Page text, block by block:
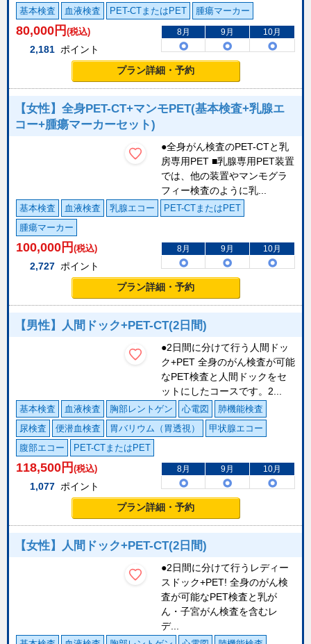
基本検査 血液検査 PET-CTまたはPET 腫瘍マーカー
80,000 円 (税込)
2,181 ポイント
8月 9月 10月
プラン詳細・予約
【女性】全身PET-CT+マンモPET(基本検査+乳腺エ
コー+腫瘍マーカーセット)
●全身がん検査のPET-CTと乳
房専用PET ■乳腺専用PET装置
では、他の装置やマンモグラ
フィー検査のように乳...
基本検査 血液検査 乳腺エコー
PET-CTまたはPET
腫瘍マーカー
100,000 円 (税込)
2,727 ポイント
8月 9月 10月
プラン詳細・予約
【男性】人間ドック+PET-CT(2日間)
●2日間に分けて行う人間ドッ
ク+PET 全身のがん検査が可能
なPET検査と人間ドックをセ
ットにしたコースです。2...
基本検査 血液検査 胸部レントゲン 心電図
肺機能検査
尿検査
便潜血検査 胃バリウム（胃透視）
甲状腺エコー
腹部エコー
PET-CTまたはPET
118,500 円 (税込)
1,077 ポイント
8月 9月 10月
プラン詳細・予約
【女性】人間ドック+PET-CT(2日間)
●2日間に分けて行うレディー
スドック+PET! 全身のがん検
査が可能なPET検査と乳が
ん・子宮がん検査を含むレ
デ...